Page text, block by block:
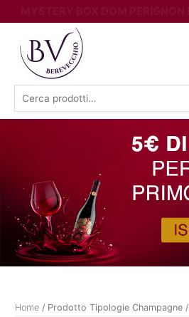
Cerca:
Home / Prodotto Tipologie Champagne /